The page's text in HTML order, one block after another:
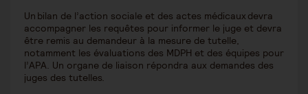
Un bilan de l’action sociale et des actes médicaux devra
accompagner les requêtes pour informer le juge et devra
être remis au demandeur à la mesure de tutelle,
notamment les évaluations des MDPH et des équipes pour
l’APA. Un organe de liaison répondra aux demandes des
juges des tutelles.